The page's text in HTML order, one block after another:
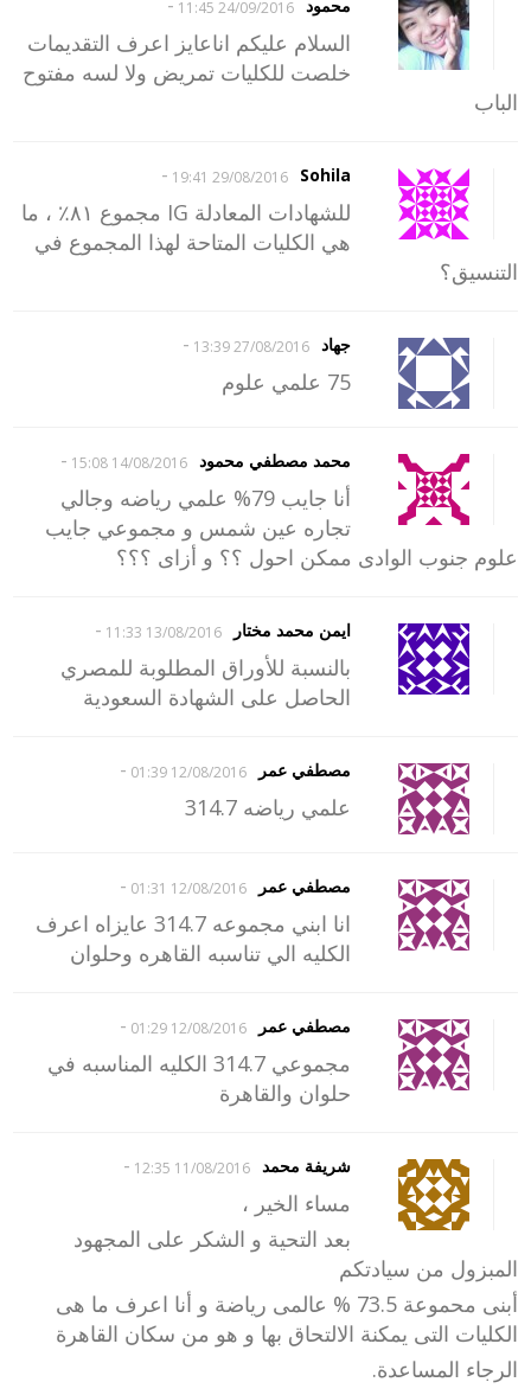
محمود 24/09/2016 11:45
السلام عليكم اناعايز اعرف التقديمات
خلصت للكليات تمريض ولا لسه مفتوح
الباب
Sohila
29/08/2016 19:41
-
للشهادات المعادلة IG مجموع ٨١٪‏ ، ما
هي الكليات المتاحة لهذا المجموع في
التنسيق؟
جهاد 27/08/2016 13:39
-
75 علمي علوم
محمد مصطفي محمود 14/08/2016 15:08
-
أنا جايب 79% علمي رياضه وجالي
تجاره عين شمس و مجموعي جايب
علوم جنوب الوادى ممكن احول ؟؟ و أزاى ؟؟؟
ايمن محمد مختار 13/08/2016 11:33
-
بالنسبة للأوراق المطلوبة للمصري
الحاصل على الشهادة السعودية
مصطفي عمر 12/08/2016 01:39
-
علمي رياضه 314.7
مصطفي عمر 12/08/2016 01:31
-
انا ابني مجموعه 314.7 عايزاه اعرف
الكليه الي تناسبه القاهره وحلوان
مصطفي عمر 12/08/2016 01:29
-
مجموعي 314.7 الكليه المناسبه في
حلوان والقاهرة
شريفة محمد 11/08/2016 12:35
-
مساء الخير ،
بعد التحية و الشكر على المجهود
المبزول من سيادتكم
أبنى محموعة 73.5 % عالمى رياضة و أنا اعرف ما هى
الكليات التى يمكنة الالتحاق بها و هو من سكان القاهرة
الرجاء المساعدة.